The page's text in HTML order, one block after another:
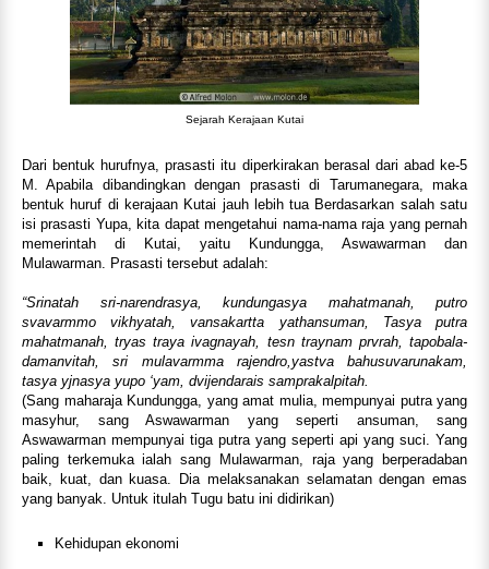
Sejarah Kerajaan Kutai
Dari bentuk hurufnya, prasasti itu diperkirakan berasal dari abad ke-5
M. Apabila dibandingkan dengan prasasti di Tarumanegara, maka
bentuk huruf di kerajaan Kutai jauh lebih tua Berdasarkan salah satu
isi prasasti Yupa, kita dapat mengetahui nama-nama raja yang pernah
memerintah di Kutai, yaitu Kundungga, Aswawarman dan
Mulawarman. Prasasti tersebut adalah:
“Srinatah sri-narendrasya, kundungasya mahatmanah, putro
svavarmmo vikhyatah, vansakartta yathansuman, Tasya putra
mahatmanah, tryas traya ivagnayah, tesn traynam prvrah, tapobala-
damanvitah, sri mulavarmma rajendro,yastva bahusuvarunakam,
tasya yjnasya yupo ‘yam, dvijendarais samprakalpitah.
(Sang maharaja Kundungga, yang amat mulia, mempunyai putra yang
masyhur, sang Aswawarman yang seperti ansuman, sang
Aswawarman mempunyai tiga putra yang seperti api yang suci. Yang
paling terkemuka ialah sang Mulawarman, raja yang berperadaban
baik, kuat, dan kuasa. Dia melaksanakan selamatan dengan emas
yang banyak. Untuk itulah Tugu batu ini didirikan)
Kehidupan ekonomi